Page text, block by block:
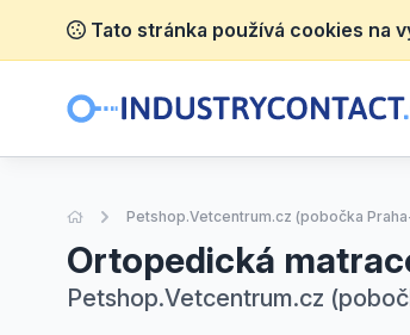
Tato stránka používá cookies na
Úvodní stránka
Petshop.Vetcentrum.cz (pobočka
Ortopedická
Petshop.Vetcentrum.cz